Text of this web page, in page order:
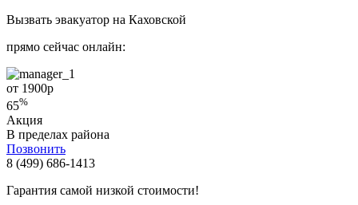
Вызвать эвакуатор на Каховской
прямо сейчас онлайн:
от 1900р
65%
Акция
В пределах района
Позвонить
8 (499) 686-1413
Гарантия самой низкой стоимости!